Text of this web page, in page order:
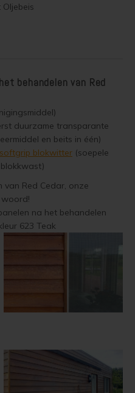
behandelen van Red
duurzame transparante
en beits in één)
blokwitter (soepele
van Red Cedar, onze
na het behandelen
623 Teak